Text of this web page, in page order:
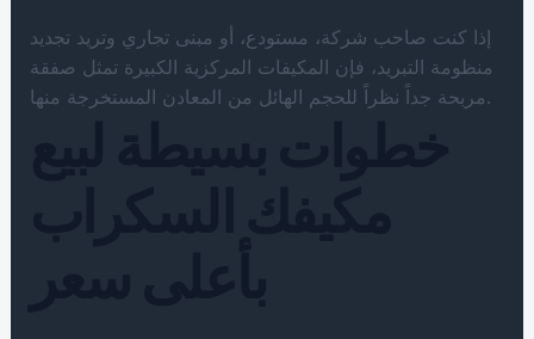
إذا كنت صاحب شركة، مستودع، أو مبنى تجاري وتريد تجديد
منظومة التبريد، فإن المكيفات المركزية الكبيرة تمثل صفقة
مربحة جداً نظراً للحجم الهائل من المعادن المستخرجة منها.